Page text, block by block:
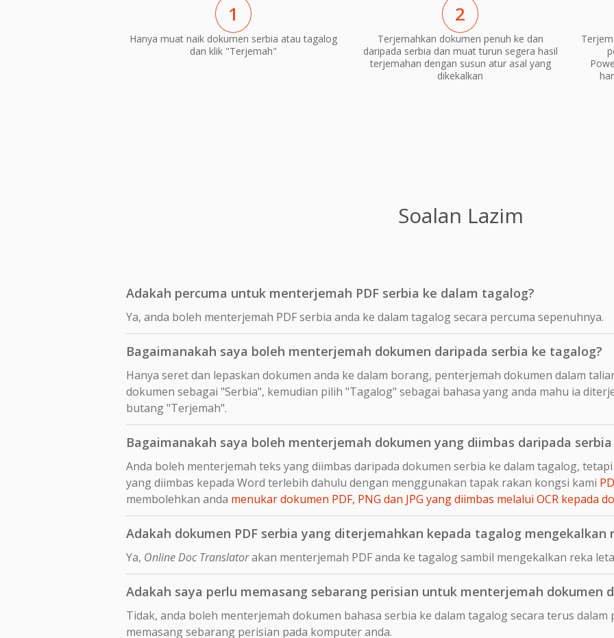
1
Hanya muat naik dokumen serbia atau tagalog
dan klik "Terjemah"
2
Terjemahkan dokumen penuh ke dan
daripada serbia dan muat turun segera hasil
terjemahan dengan susun atur asal yang
dikekalkan
Soalan Lazim
Adakah percuma untuk menterjemah PDF serbia ke dalam tagalog?
Ya, anda boleh menterjemah PDF serbia anda ke dalam tagalog secara percuma sepenuhnya.
Bagaimanakah saya boleh menterjemah dokumen daripada serbia ke tagalog?
Hanya seret dan lepaskan dokumen anda ke dalam borang, penterjemah dokumen dalam
dokumen sebagai "Serbia", kemudian pilih "Tagalog" sebagai bahasa yang anda mahu ia
butang "Terjemah".
Bagaimanakah saya boleh menterjemah dokumen yang diimbas daripada
Anda boleh menterjemah teks yang diimbas daripada dokumen serbia ke dalam tagalog,
yang diimbas kepada Word terlebih dahulu dengan menggunakan tapak rakan kongsi kami
membolehkan anda menukar dokumen PDF, PNG dan JPG yang diimbas melalui OCR kepada
Adakah dokumen PDF serbia yang diterjemahkan kepada tagalog mengekalkan
Ya, Online Doc Translatorakan menterjemah PDF anda ke tagalog sambil mengekalkan reka
Adakah saya perlu memasang sebarang perisian untuk menterjemah dokumen
Tidak, anda boleh menterjemah dokumen bahasa serbia ke dalam tagalog secara terus
memasang sebarang perisian pada komputer anda.